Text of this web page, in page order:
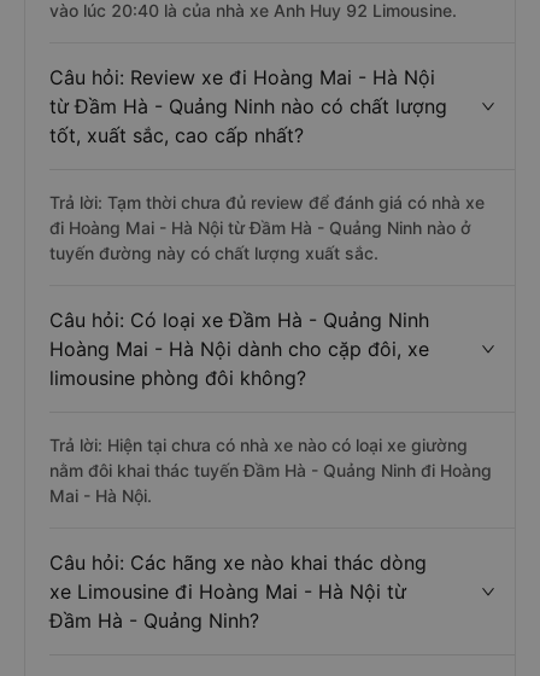
vào lúc 20:40 là của nhà xe Anh Huy 92 Limousine.
Câu hỏi: Review xe đi Hoàng Mai - Hà Nội
từ Đầm Hà - Quảng Ninh nào có chất lượng
tốt, xuất sắc, cao cấp nhất?
Trả lời: Tạm thời chưa đủ review để đánh giá có nhà xe
đi Hoàng Mai - Hà Nội từ Đầm Hà - Quảng Ninh nào ở
tuyến đường này có chất lượng xuất sắc.
Câu hỏi: Có loại xe Đầm Hà - Quảng Ninh
Hoàng Mai - Hà Nội dành cho cặp đôi, xe
limousine phòng đôi không?
Trả lời: Hiện tại chưa có nhà xe nào có loại xe giường
nằm đôi khai thác tuyến Đầm Hà - Quảng Ninh đi Hoàng
Mai - Hà Nội.
Câu hỏi: Các hãng xe nào khai thác dòng
xe Limousine đi Hoàng Mai - Hà Nội từ
Đầm Hà - Quảng Ninh?